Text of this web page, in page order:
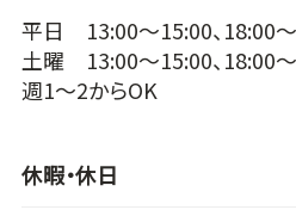
平日 13:00～15:00、18:00
土曜 13:00～15:00、18:00
週1～2からOK
休暇・休日